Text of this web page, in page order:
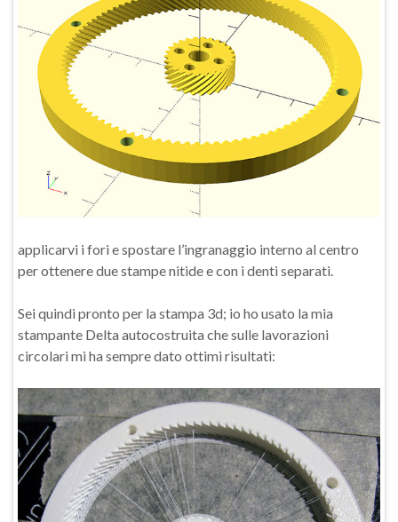
applicarvi i fori e spostare l’ingranaggio interno al centro
per ottenere due stampe nitide e con i denti separati.
Sei quindi pronto per la stampa 3d; io ho usato la mia
stampante Delta autocostruita che sulle lavorazioni
circolari mi ha sempre dato ottimi risultati: